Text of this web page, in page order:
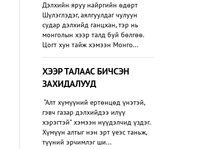
Дэлхийн яруу найргийн өдөрт
Шүлэглэдэг, аялгуулдаг чулуун
судар дэлхийд ганцхан, тэр нь
монголын хээр талд буй бөлгөө.
Цогт хун тайж хэмээн Монго...
ХЭЭР ТАЛААС БИЧСЭН
ЗАХИДАЛУУД
“Алт хүмүүний ертөнцөд үнэтэй,
гэвч газар дэлхийдээ илүү
хэрэгтэй” хэмээн нүүдэлчид үздэг.
Хүмүүн алтыг нэн эрт үеэс таньж,
түүний эрчимлэг ши...